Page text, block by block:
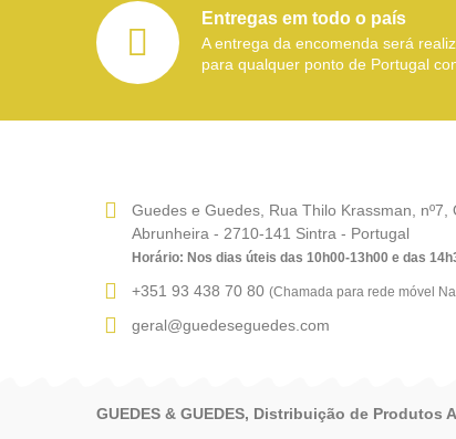
Entregas em todo o país
A entrega da encomenda será
para qualquer ponto de Portugal
Guedes e Guedes, Rua Thilo Krassman, nº7,
Abrunheira - 2710-141 Sintra - Portugal
Horário: Nos dias úteis das 10h00-13h00 e das
+351 93 438 70 80 (Chamada para rede móvel
geral@guedeseguedes.com
GUEDES & GUEDES, Distribuição de Produtos